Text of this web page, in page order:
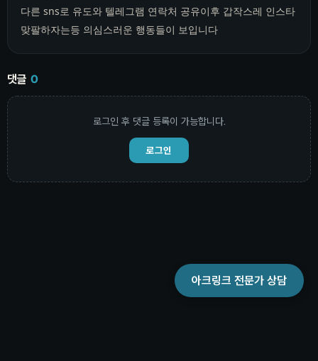
다른 sns로 유도와 텔레그램 연락처 공유이후 갑작스레 인스타
맞팔하자는등 의심스러운 행동들이 보입니다
댓글 0
로그인 후 댓글 등록이 가능합니다.
로그인
아크링크 전문가 상담